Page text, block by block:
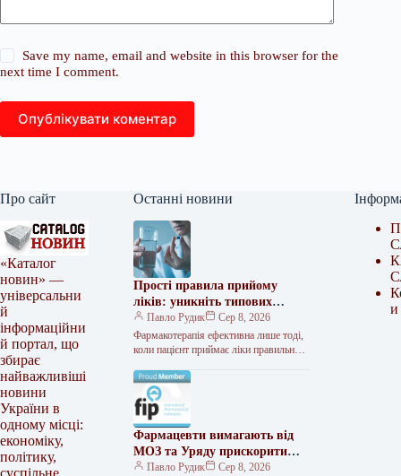
Save my name, email and website in this browser for the
next time I comment.
Опублікувати коментар
Про сайт
«Каталог
новин» —
універсальни
й
інформаційни
й портал, що
збирає
найважливіші
новини
України в
одному місці:
економіку,
політику,
суспільне
Останні новини
Прості правила прийому
ліків: уникніть типових
помилок
Павло Рудик
Сер 8, 2026
Фармакотерапія ефективна лише тоді,
коли пацієнт приймає ліки правильно:
умов, які не…
Фармацевти вимагають від
МОЗ та Уряду прискорити
затвердження стандарту
Павло Рудик Сер 8, 2026
и